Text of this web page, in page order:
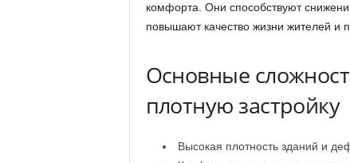
комфорта. Они способствуют
повышают качество жизни жителей и
Основные
плотную застройку
Высокая плотность зданий и